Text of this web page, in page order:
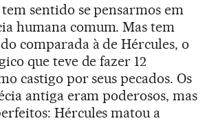
sentido se pensarmos em
humana comum. Mas tem
comparada à de Hércules, o
que teve de fazer 12
castigo por seus pecados. Os
antiga eram poderosos, mas
Hércules matou a